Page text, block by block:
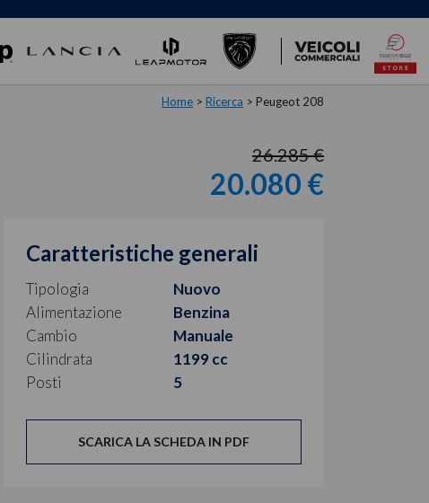
Home > Ricerca > Peugeot 208
26.285 €
20.080 €
Caratteristiche generali
Tipologia
Nuovo
Alimentazione
Benzina
Cambio
Manuale
Cilindrata
1199 cc
Posti
5
SCARICA LA SCHEDA IN PDF